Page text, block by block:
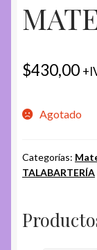
$430,00
Agotado
Categorías:
TALABARTERÍA